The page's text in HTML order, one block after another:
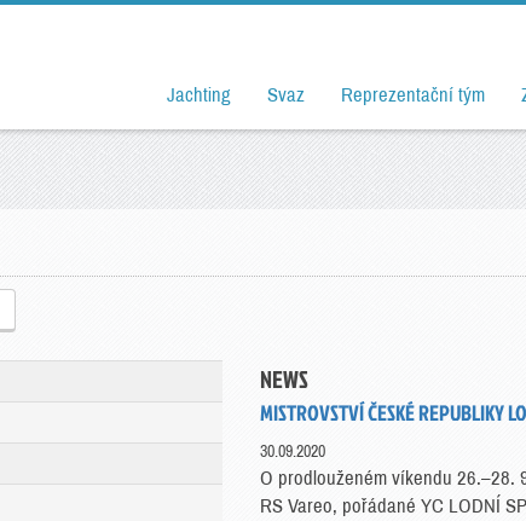
Jachting Svaz Reprezentační tým
NEWS
MISTROVSTVÍ ČESKÉ REPUBLIKY
30.09.2020
O prodlouženém víkendu 26.–28.
RS Vareo, pořádané YC LODNÍ